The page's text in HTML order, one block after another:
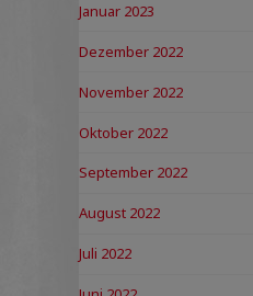
Januar 2023
Dezember 2022
November 2022
Oktober 2022
September 2022
August 2022
Juli 2022